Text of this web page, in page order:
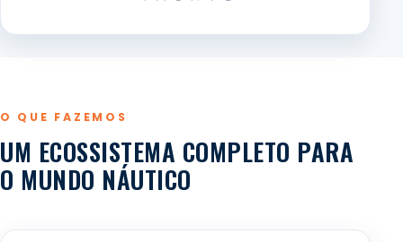
O QUE FAZEMOS
UM ECOSSISTEMA COMPLETO PARA
O MUNDO NÁUTICO